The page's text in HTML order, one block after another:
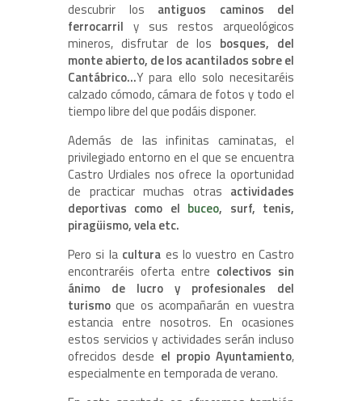
descubrir los antiguos caminos del
ferrocarril y sus restos arqueológicos
mineros, disfrutar de los bosques, del
monte abierto, de los acantilados sobre el
Cantábrico…Y para ello solo necesitaréis
calzado cómodo, cámara de fotos y todo el
tiempo libre del que podáis disponer.
Además de las infinitas caminatas, el
privilegiado entorno en el que se encuentra
Castro Urdiales nos ofrece la oportunidad
de practicar muchas otras actividades
deportivas como el buceo, surf, tenis,
piragüismo, vela etc.
Pero si lacultura es lo vuestro en Castro
encontraréis oferta entre colectivos sin
ánimo de lucro y profesionales del
turismo que os acompañarán en vuestra
estancia entre nosotros. En ocasiones
estos servicios y actividades serán incluso
ofrecidos desde el propio Ayuntamiento,
especialmente en temporada de verano.